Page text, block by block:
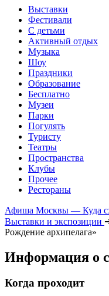
Выставки
Фестивали
С детьми
Активный отдых
Музыка
Шоу
Праздники
Образование
Бесплатно
Музеи
Парки
Погулять
Туристу
Театры
Пространства
Клубы
Прочее
Рестораны
Афиша Москвы — Куда
Выставки и экспозиции
Рождение архипелага»
Информация о
Когда проходит